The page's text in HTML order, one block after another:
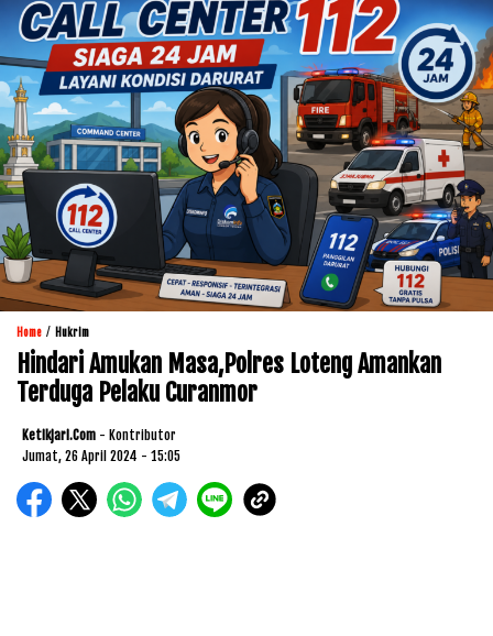
Home / Hukrim
Hindari Amukan Masa,Polres Loteng Amankan
Terduga Pelaku Curanmor
Ketikjari.com - Kontributor
Jumat, 26 April 2024 - 15:05